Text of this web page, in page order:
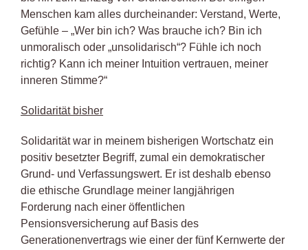
Menschen kam alles durcheinander: Verstand, Werte,
Gefühle – „Wer bin ich? Was brauche ich? Bin ich
unmoralisch oder „unsolidarisch“? Fühle ich noch
richtig? Kann ich meiner Intuition vertrauen, meiner
inneren Stimme?“
Solidarität bisher
Solidarität war in meinem bisherigen Wortschatz ein
positiv besetzter Begriff, zumal ein demokratischer
Grund- und Verfassungswert. Er ist deshalb ebenso
die ethische Grundlage meiner langjährigen
Forderung nach einer öffentlichen
Pensionsversicherung auf Basis des
Generationenvertrags wie einer der fünf Kernwerte der